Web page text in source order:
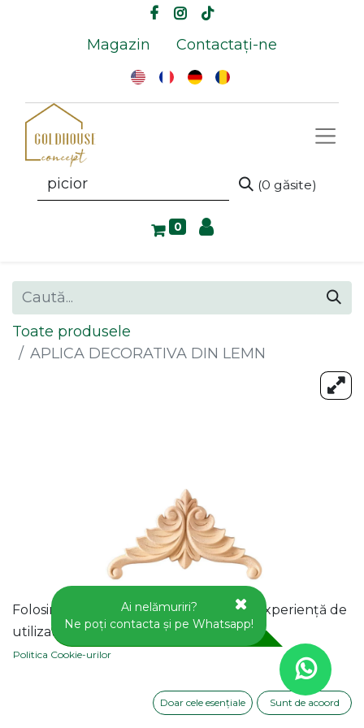
Magazin Contactați-ne
(0 găsite)
0
Toate produsele
APLICA DECORATIVA DIN LEMN
Folosim cookie-uri pentru a vă oferi o experiență de
utilizator mai bună pe acest site web.
Politica Cookie-urilor
Doar cele esențiale Sunt de acoord
Ai nelămuriri?
Ne poți contacta și pe Whatsapp!